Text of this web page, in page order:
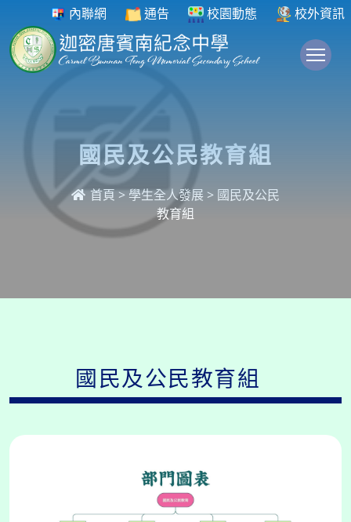
內聯網 通告 校園動態 校外資訊
國民及公民教育組
首頁>學生全人發展 > 國民及公民
教育組
國民及公民教育組